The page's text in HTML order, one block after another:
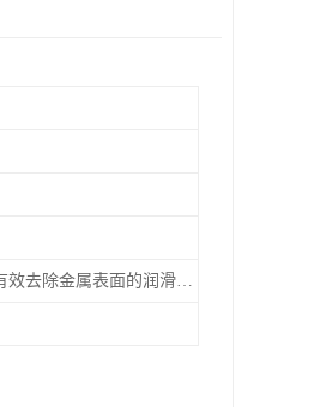
可作为金属清洗剂，有效去除金属表面的润滑油、防锈油及加工油等矿物油污渍，且清洗后能在金属表面形成薄油膜，兼具防锈效果。此外，还适用于配制金属防锈油、冲压油、拉伸油等。